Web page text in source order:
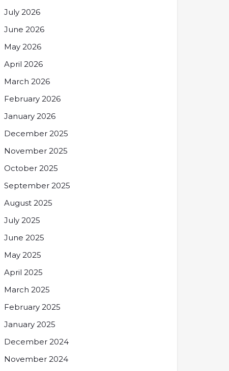
July 2026
June 2026
May 2026
April 2026
March 2026
February 2026
January 2026
December 2025
November 2025
October 2025
September 2025
August 2025
July 2025
June 2025
May 2025
April 2025
March 2025
February 2025
January 2025
December 2024
November 2024